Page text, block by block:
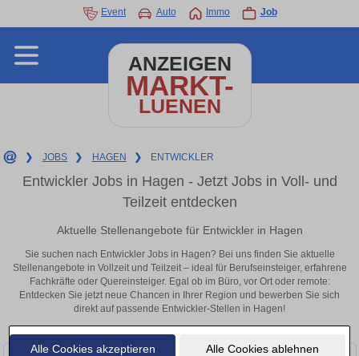
Alle Cookies akzeptieren Alle Cookies ablehnen
Event Auto Immo Job
ANZEIGEN
MARKT-
LUENEN
❯ JOBS ❯ HAGEN ❯ ENTWICKLER
Entwickler Jobs in Hagen - Jetzt Jobs in Voll- und
Teilzeit entdecken
Aktuelle Stellenangebote für Entwickler in Hagen
Sie suchen nach Entwickler Jobs in Hagen? Bei uns finden Sie aktuelle
Stellenangebote in Vollzeit und Teilzeit – ideal für Berufseinsteiger, erfahrene
Fachkräfte oder Quereinsteiger. Egal ob im Büro, vor Ort oder remote:
Entdecken Sie jetzt neue Chancen in Ihrer Region und bewerben Sie sich
direkt auf passende Entwickler-Stellen in Hagen!